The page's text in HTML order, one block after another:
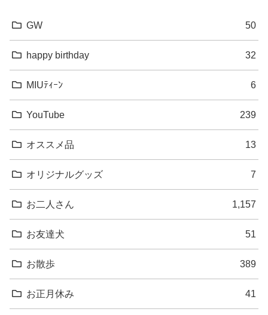
GW 50
happy birthday 32
MIUﾃｨｰﾝ 6
YouTube 239
オススメ品 13
オリジナルグッズ 7
お二人さん 1,157
お友達犬 51
お散歩 389
お正月休み 41